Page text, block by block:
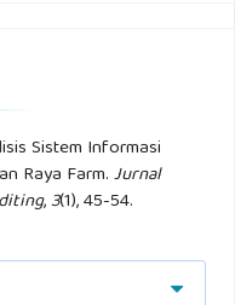
Penjualan Kredit
Fakta Jaya).
Penerapan Informasi
Efektivitas
Sistem Informasi
Raya Farm.Jurnal
,3(1), 45-54.